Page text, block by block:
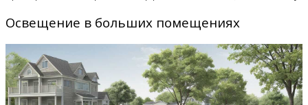
Освещение в больших помещениях